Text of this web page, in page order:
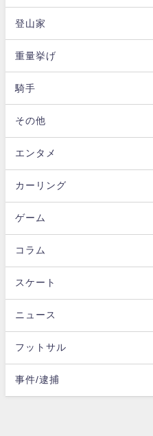
登山家
重量挙げ
騎手
その他
エンタメ
カーリング
ゲーム
コラム
スケート
ニュース
フットサル
事件/逮捕